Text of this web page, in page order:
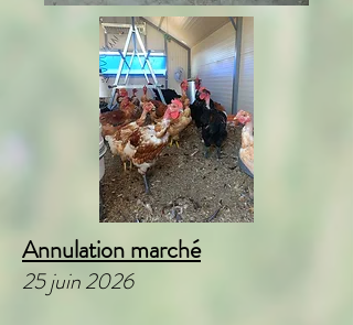
Annulation marché
25 juin 2026